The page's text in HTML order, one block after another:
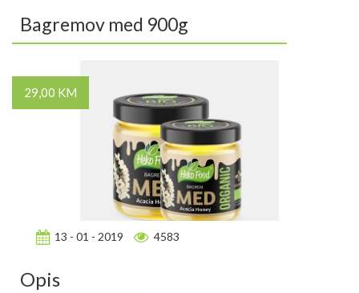
Bagremov med 900g
29,00 KM
13 - 01 - 2019 4583
Opis